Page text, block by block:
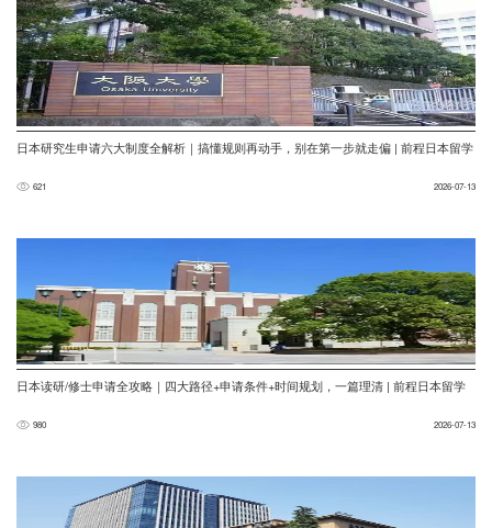
日本研究生申请六大制度全解析｜搞懂规则再动手，别在第一步就走偏 | 前程日本留学
621 2026-07-13
日本读研/修士申请全攻略｜四大路径+申请条件+时间规划，一篇理清 | 前程日本留学
980 2026-07-13